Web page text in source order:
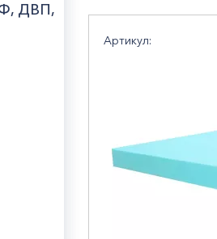
Оформление
задаваемые
ДВП,
Ширина, м
Артикул: